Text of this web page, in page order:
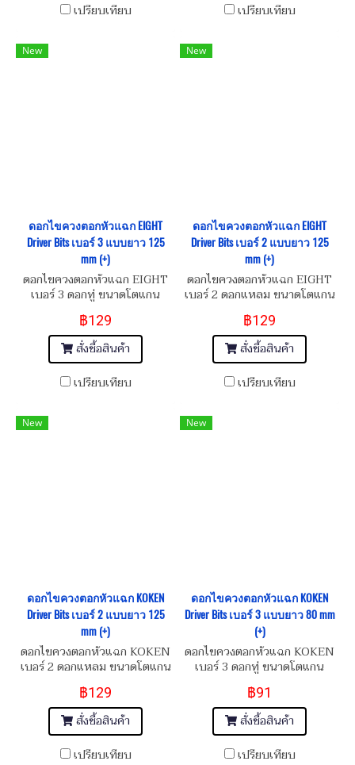
เปรียบเทียบ
เปรียบเทียบ
New
ดอกไขควงตอกหัวแฉก EIGHT
Driver Bits เบอร์ 3 แบบยาว 125
mm (+)
ดอกไขควงตอกหัวแฉก EIGHT
เบอร์ 3 ดอกทู่ ขนาดโตแกน
Attack Driver Bits
฿129
สั่งซื้อสินค้า
เปรียบเทียบ
New
ดอกไขควงตอกหัวแฉก EIGHT
Driver Bits เบอร์ 2 แบบยาว 125
mm (+)
ดอกไขควงตอกหัวแฉก EIGHT
เบอร์ 2 ดอกแหลม ขนาดโตแกน
Attack Driver Bits
฿129
สั่งซื้อสินค้า
เปรียบเทียบ
New
ดอกไขควงตอกหัวแฉก KOKEN
Driver Bits เบอร์ 2 แบบยาว 125
mm (+)
ดอกไขควงตอกหัวแฉก KOKEN
เบอร์ 2 ดอกแหลม ขนาดโตแกน
5/16" (8 mm) ยาว 125 mm
Attack Driver Bits
฿129
สั่งซื้อสินค้า
เปรียบเทียบ
New
ดอกไขควงตอกหัวแฉก KOKEN
Driver Bits เบอร์ 3 แบบยาว 80 mm
(+)
ดอกไขควงตอกหัวแฉก KOKEN
เบอร์ 3 ดอกทู่ ขนาดโตแกน
5/16" (8 mm) ยาว 80 mm
Attack Driver Bits
฿91
สั่งซื้อสินค้า
เปรียบเทียบ